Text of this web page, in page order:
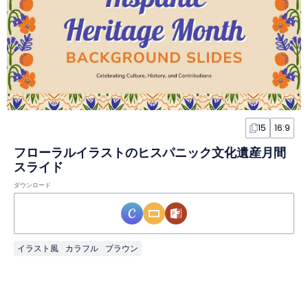
15 16:9
フローラルイラストのヒスパニック文化遺産月間
スライド
ダウンロード
イラスト風 カラフル ブラウン